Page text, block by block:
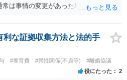
は事情の変更があった場合に変更し
協議の上増減出来る」と「通知義務
私に収入が入った事は相手に通知が
が無くても養育費の見直しは適宜出
ょうか？との点はそのとおりかと思
った場合に変更するので毎年見直す
してください。
な証拠収集方法と法的手
#養育費 #異性関係(不貞等) #離婚協議
役にたった 2